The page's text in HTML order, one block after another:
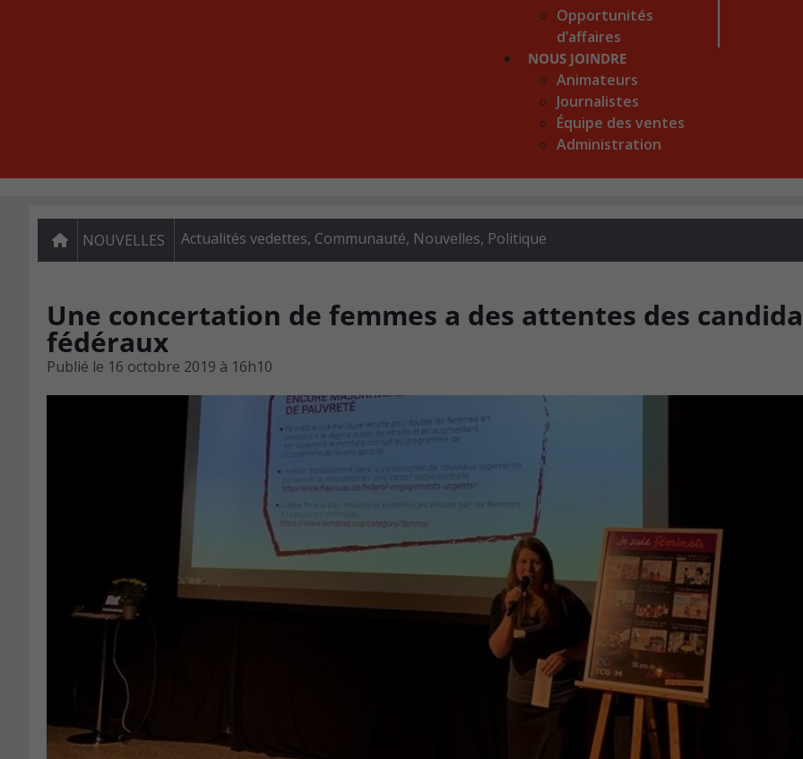
Opportunités
d’affaires
NOUS JOINDRE
Animateurs
Journalistes
Équipe des ventes
Administration
NOUVELLES Actualités vedettes, Communauté, Nouvelles, Politique
Une concertation de femmes a des attentes des
fédéraux
Publié le 16 octobre 2019 à 16h10